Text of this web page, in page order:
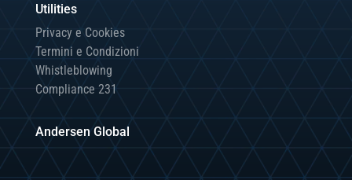
Utilities
Privacy e Cookies
Termini e Condizioni
Whistleblowing
Compliance 231
Andersen Global